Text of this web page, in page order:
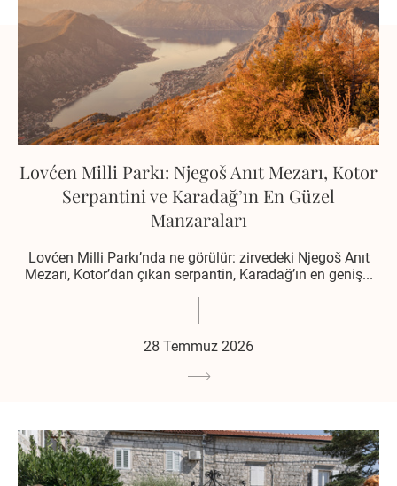
Lovćen Milli Parkı: Njegoš Anıt Mezarı, Kotor
Serpantini ve Karadağ’ın En Güzel
Manzaraları
Lovćen Milli Parkı’nda ne görülür: zirvedeki Njegoš Anıt
Mezarı, Kotor’dan çıkan serpantin, Karadağ’ın en geniş...
28 Temmuz 2026